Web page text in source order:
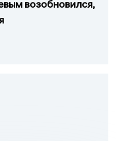
возобновился,